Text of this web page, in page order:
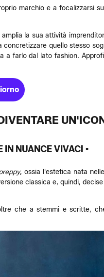
marchio e a focalizzarsi
la sua attività
concretizzare quello stesso
a farlo dal lato fashion.
IN NUANCE VIVACI •
, ossia l'estetica nata
classica e, quindi,
che a stemmi e scritte,